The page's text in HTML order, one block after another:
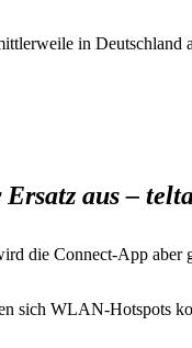
in
aus –
die Connect-App
sich WLAN-Hotspots